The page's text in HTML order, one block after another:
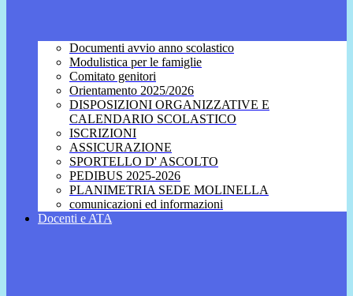
Documenti avvio anno scolastico
Modulistica per le famiglie
Comitato genitori
Orientamento 2025/2026
DISPOSIZIONI ORGANIZZATIVE E
CALENDARIO SCOLASTICO
ISCRIZIONI
ASSICURAZIONE
SPORTELLO D' ASCOLTO
PEDIBUS 2025-2026
PLANIMETRIA SEDE MOLINELLA
comunicazioni ed informazioni
Docenti e ATA